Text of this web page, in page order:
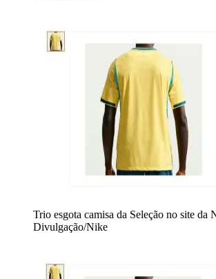
Trio esgota camisa da Seleção no site da
Divulgação/Nike